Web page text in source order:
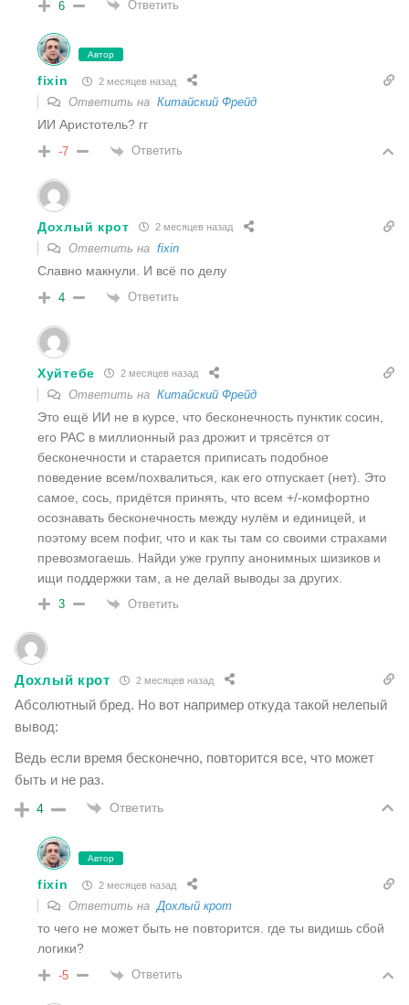
6 Ответить
Автор
fixin 2 месяцев назад
Ответить на Китайский Фрейд
ИИ Аристотель? гг
-7 Ответить
Дохлый крот 2 месяцев назад
Ответить на fixin
Славно макнули. И всё по делу
4 Ответить
Хуйтебе 2 месяцев назад
Ответить на Китайский Фрейд
Это ещё ИИ не в курсе, что бесконечность пунктик сосин,
его РАС в миллионный раз дрожит и трясётся от
бесконечности и старается приписать подобное
поведение всем/похвалиться, как его отпускает (нет). Это
самое, сось, придётся принять, что всем +/-комфортно
осознавать бесконечность между нулём и единицей, и
поэтому всем пофиг, что и как ты там со своими страхами
превозмогаешь. Найди уже группу анонимных шизиков и
ищи поддержки там, а не делай выводы за других.
3 Ответить
Дохлый крот 2 месяцев назад
Абсолютный бред. Но вот например откуда такой нелепый
вывод:
Ведь если время бесконечно, повторится все, что может
быть и не раз.
4 Ответить
Автор
fixin 2 месяцев назад
Ответить наДохлый крот
то чего не может быть не повторится. где ты видишь сбой
логики?
-5 Ответить